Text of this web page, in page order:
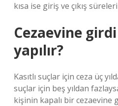
kısa ise giriş ve çıkış süreleri
Cezaevine
yapılır?
Kasıtlı suçlar için ceza üç
suçlar için beş yıldan
kişinin kapalı bir cezaevine